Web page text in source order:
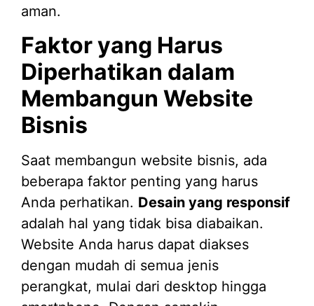
aman.
Faktor yang Harus
Diperhatikan dalam
Membangun Website
Bisnis
Saat membangun website bisnis, ada
beberapa faktor penting yang harus
Anda perhatikan. Desain yang responsif
adalah hal yang tidak bisa diabaikan.
Website Anda harus dapat diakses
dengan mudah di semua jenis
perangkat, mulai dari desktop hingga